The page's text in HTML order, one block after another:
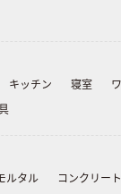
キッチン 寝室
ルタル コンクリート